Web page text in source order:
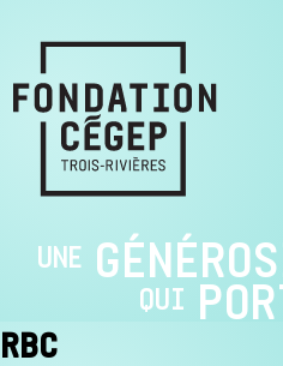
UNE
QUI
RBC